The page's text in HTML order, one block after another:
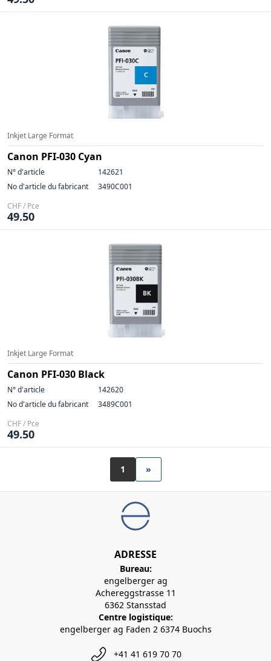
Inkjet Large Format
Canon PFI-030 Cyan
N° d'article
142621
No d'article du fabricant
3490C001
CHF / Pce
49.50
Inkjet Large Format
Canon PFI-030 Black
N° d'article
142620
No d'article du fabricant
3489C001
CHF / Pce
49.50
1 »
ADRESSE
Bureau:
engelberger ag
Achereggstrasse 11
6362 Stansstad
Centre logistique:
engelberger ag Faden 2 6374 Buochs
+41 41 619 70 70